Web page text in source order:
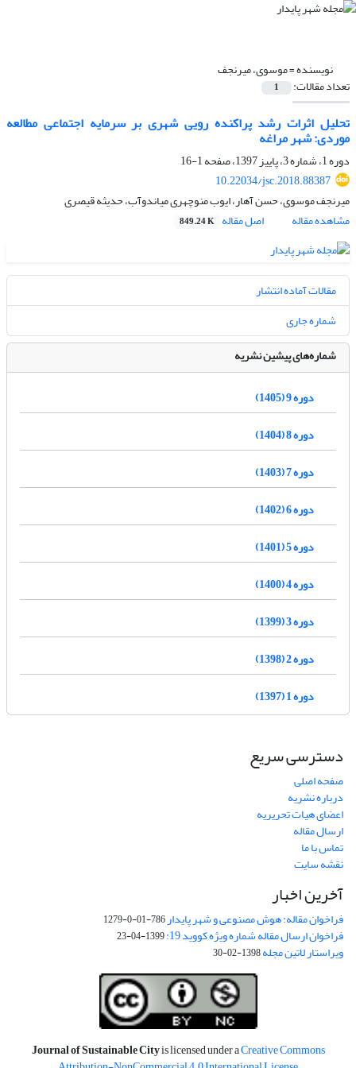
نویسنده =موسوی، میرنجف
تعداد مقالات: 1
تحلیل اثرات رشد پراکنده رویی شهری بر سرمایه اجتماعی مطالعه
موردی: شهر مراغه
دوره 1، شماره 3، پاییز 1397، صفحه
1-16
10.22034/jsc.2018.88387
میرنجف موسوی، حسن آهار، ایوب منوچهری میاندوآب، حدیثه قیصری
مشاهده مقاله
اصل مقاله 849.24 K
مقالات آماده انتشار
شماره جاری
شماره‌های پیشین نشریه
دوره 9 (1405)
دوره 8 (1404)
دوره 7 (1403)
دوره 6 (1402)
دوره 5 (1401)
دوره 4 (1400)
دوره 3 (1399)
دوره 2 (1398)
دوره 1 (1397)
دسترسی سریع
صفحه اصلی
درباره نشریه
اعضای هیات تحریریه
ارسال مقاله
تماس با ما
نقشه سایت
آخرین اخبار
فراخوان مقاله: هوش مصنوعی و شهر پایدار786-01-0-1279
فراخوان ارسال مقاله شماره ویژه کووید 19: 1399-04-23
ویراستار لاتین مجله1398-02-30
Journal of Sustainable Cityis licensed under aCreative Commons